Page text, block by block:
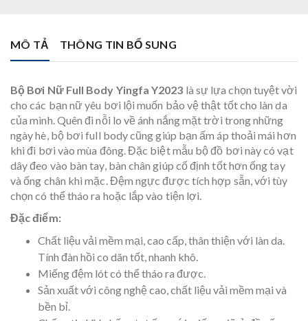
MÔ TẢ THÔNG TIN BỔ SUNG
Bộ Bơi Nữ Full Body Yingfa Y2023 là sự lựa chọn tuyệt vời
cho các bạn nữ yêu bơi lội muốn bảo vệ thật tốt cho làn da
của mình. Quên đi nỗi lo về ánh nắng mặt trời trong những
ngày hè, bộ bơi full body cũng giúp bạn ấm áp thoải mái hơn
khi đi bơi vào mùa đông. Đặc biệt mẫu bộ đồ bơi này có vạt
dây đeo vào bàn tay, bàn chân giúp cố định tốt hơn ống tay
và ống chân khi mặc. Đệm ngực được tích hợp sẵn, với tùy
chọn có thể tháo ra hoặc lắp vào tiện lợi.
Đặc điểm:
Chất liệu vải mềm mại, cao cấp, thân thiện với làn da.
Tính đàn hồi co dãn tốt, nhanh khô.
Miếng đệm lót có thể tháo ra được.
Sản xuất với công nghệ cao, chất liệu vải mềm mại và
bền bỉ.